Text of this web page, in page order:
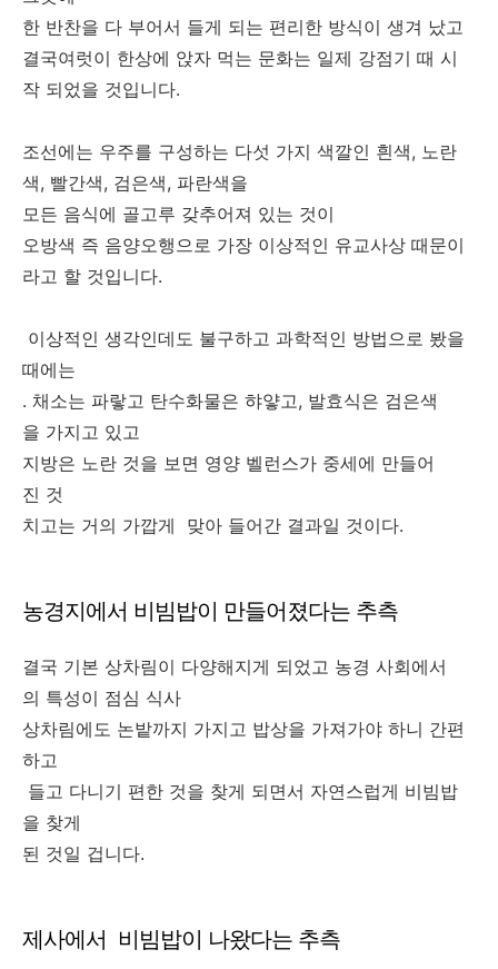
한 반찬을 다 부어서 들게 되는 편리한 방식이 생겨 났고
결국여럿이 한상에 앉자 먹는 문화는 일제 강점기 때 시
작 되었을 것입니다.
조선에는 우주를 구성하는 다섯 가지 색깔인 흰색, 노란
색, 빨간색, 검은색, 파란색을
모든 음식에 골고루 갖추어져 있는 것이
오방색 즉 음양오행으로 가장 이상적인 유교사상 때문이
라고 할 것입니다.
이상적인 생각인데도 불구하고 과학적인 방법으로 봤을
때에는
. 채소는 파랗고 탄수화물은 햐얗고, 발효식은 검은색
을 가지고 있고
지방은 노란 것을 보면 영양 벨런스가 중세에 만들어
진 것
치고는 거의 가깝게 맞아 들어간 결과일 것이다.
농경지에서 비빔밥이 만들어졌다는 추측
결국 기본 상차림이 다양해지게 되었고 농경 사회에서
의 특성이 점심 식사
상차림에도 논밭까지 가지고 밥상을 가져가야 하니 간편
하고
들고 다니기 편한 것을 찾게 되면서 자연스럽게 비빔밥
을 찾게
된 것일 겁니다.
제사에서 비빔밥이 나왔다는 추측